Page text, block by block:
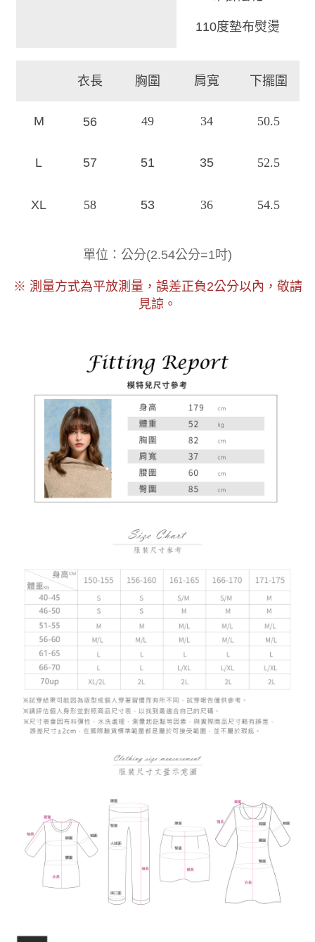
110度墊布熨燙
衣長 胸圍 肩寬 下擺圍
M 56 49 34 50.5
L 57 51 35 52.5
XL 58 53 36 54.5
單位：公分(2.54公分=1吋)
※ 測量方式為平放測量，誤差正負2公分以內，敬請
見諒。